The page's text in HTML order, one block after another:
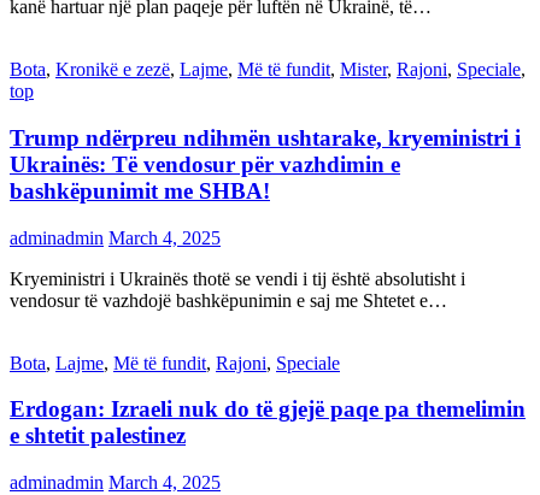
kanë hartuar një plan paqeje për luftën në Ukrainë, të…
Bota, Kronikë e zezë, Lajme, Më të fundit, Mister, Rajoni, Speciale,
top
Trump ndërpreu ndihmën ushtarake, kryeministri i
Ukrainës: Të vendosur për vazhdimin e
bashkëpunimit me SHBA!
adminadmin March 4, 2025
Kryeministri i Ukrainës thotë se vendi i tij është absolutisht i
vendosur të vazhdojë bashkëpunimin e saj me Shtetet e…
Bota, Lajme, Më të fundit, Rajoni, Speciale
Erdogan: Izraeli nuk do të gjejë paqe pa themelimin
e shtetit palestinez
adminadmin March 4, 2025